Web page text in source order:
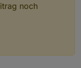
noch